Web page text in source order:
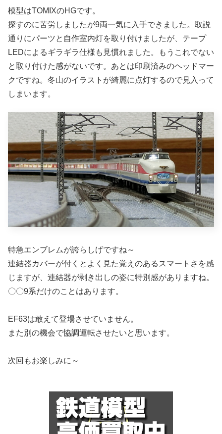
模型はTOMIXのHGです。
探すのに苦労しましたが9両一気に入手できました。取説
通りにパーツと自作室内灯を取り付けましたが、テープ
LEDによるギラギラ仕様も見慣れました。もうこれでない
と取り付けた感がないです。あとは印刷済みのヘッドマー
クですね。冬山のイラストが綺麗に点灯するので見入って
しまいます。
特急エンブレムが誇らしげですね～
連結器カバーが付くとよく見た覚えのあるスマートさを感
じますが、連結器が剥き出しの姿に特別感がありますね。
〇〇9系だけのことはあります。
EF63は敢えて登場させていません。
また別の機会で協調運転させたいと思います。
次回もお楽しみに～